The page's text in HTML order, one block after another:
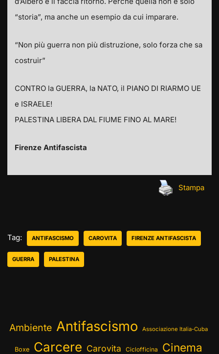
“storia”, ma anche un esempio da cui imparare.
“Non più guerra non più distruzione, solo forza che sa
costruir”
CONTRO la GUERRA, la NATO, il PIANO DI RIARMO UE
e ISRAELE!
PALESTINA LIBERA DAL FIUME FINO AL MARE!
Firenze Antifascista
Stampa
Tag: ANTIFASCISMO CAROVITA FIRENZE ANTIFASCISTA
GUERRA PALESTINA
Ambiente Antifascismo Associazione Italia-Cuba
Boxe Carcere Carovita Ciclofficina Cinema